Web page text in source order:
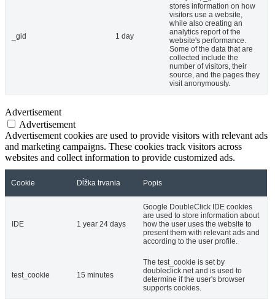
_gid 1 day
stores information on how
visitors use a website,
while also creating an
analytics report of the
website's performance.
Some of the data that are
collected include the
number of visitors, their
source, and the pages they
visit anonymously.
Advertisement
Advertisement
Advertisement cookies are used to provide visitors with relevant ads
and marketing campaigns. These cookies track visitors across
websites and collect information to provide customized ads.
Cookie Dĺžka trvania Popis
IDE 1 year 24 days
Google DoubleClick IDE cookies
are used to store information about
how the user uses the website to
present them with relevant ads and
according to the user profile.
test_cookie 15 minutes
The test_cookie is set by
doubleclick.net and is used to
determine if the user's browser
supports cookies.